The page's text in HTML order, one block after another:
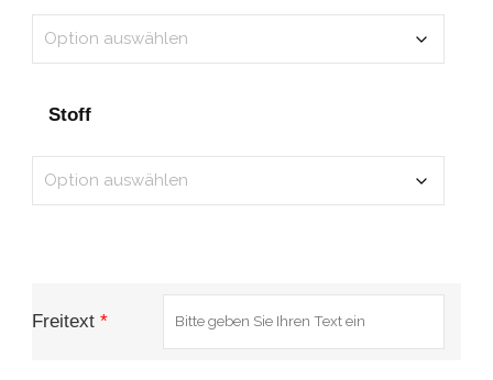
Stoff
Freitext *